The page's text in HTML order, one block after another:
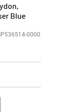
Blue
0000